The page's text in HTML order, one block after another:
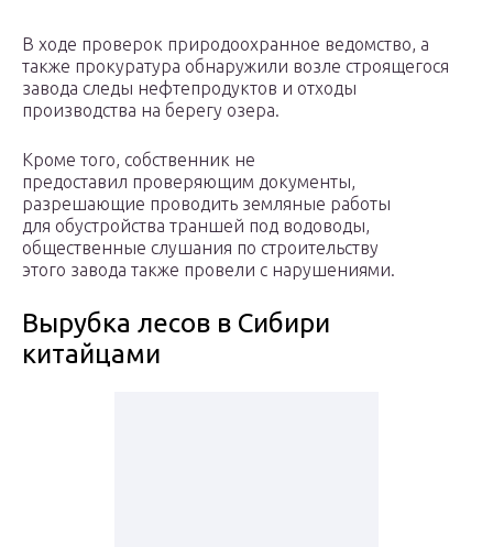
В ходе проверок природоохранное ведомство, а
также прокуратура обнаружили возле строящегося
завода следы нефтепродуктов и отходы
производства на берегу озера.
Кроме того, собственник не
предоставил проверяющим документы,
разрешающие проводить земляные работы
для обустройства траншей под водоводы,
общественные слушания по строительству
этого завода также провели с нарушениями.
Вырубка лесов в Сибири
китайцами